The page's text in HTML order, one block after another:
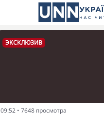
ЭКСКЛЮЗИВ
09:52 • 7648 просмотра